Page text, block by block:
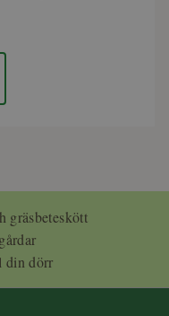
gräsbeteskött
din dörr